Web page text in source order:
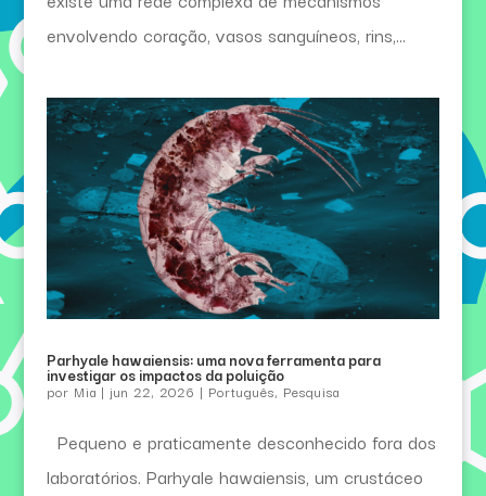
envolvendo coração, vasos sanguíneos, rins,...
Parhyale hawaiensis: uma nova ferramenta para
investigar os impactos da poluição
por Mia | jun 22, 2026 | Português, Pesquisa
Pequeno e praticamente desconhecido fora dos
laboratórios. Parhyale hawaiensis, um crustáceo